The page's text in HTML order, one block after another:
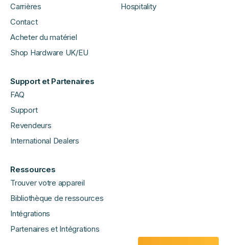
Carrières
Contact
Acheter du matériel
Shop Hardware UK/EU
Hospitality
Support et Partenaires
FAQ
Support
Revendeurs
International Dealers
Ressources
Trouver votre appareil
Bibliothèque de ressources
Intégrations
Partenaires et Intégrations